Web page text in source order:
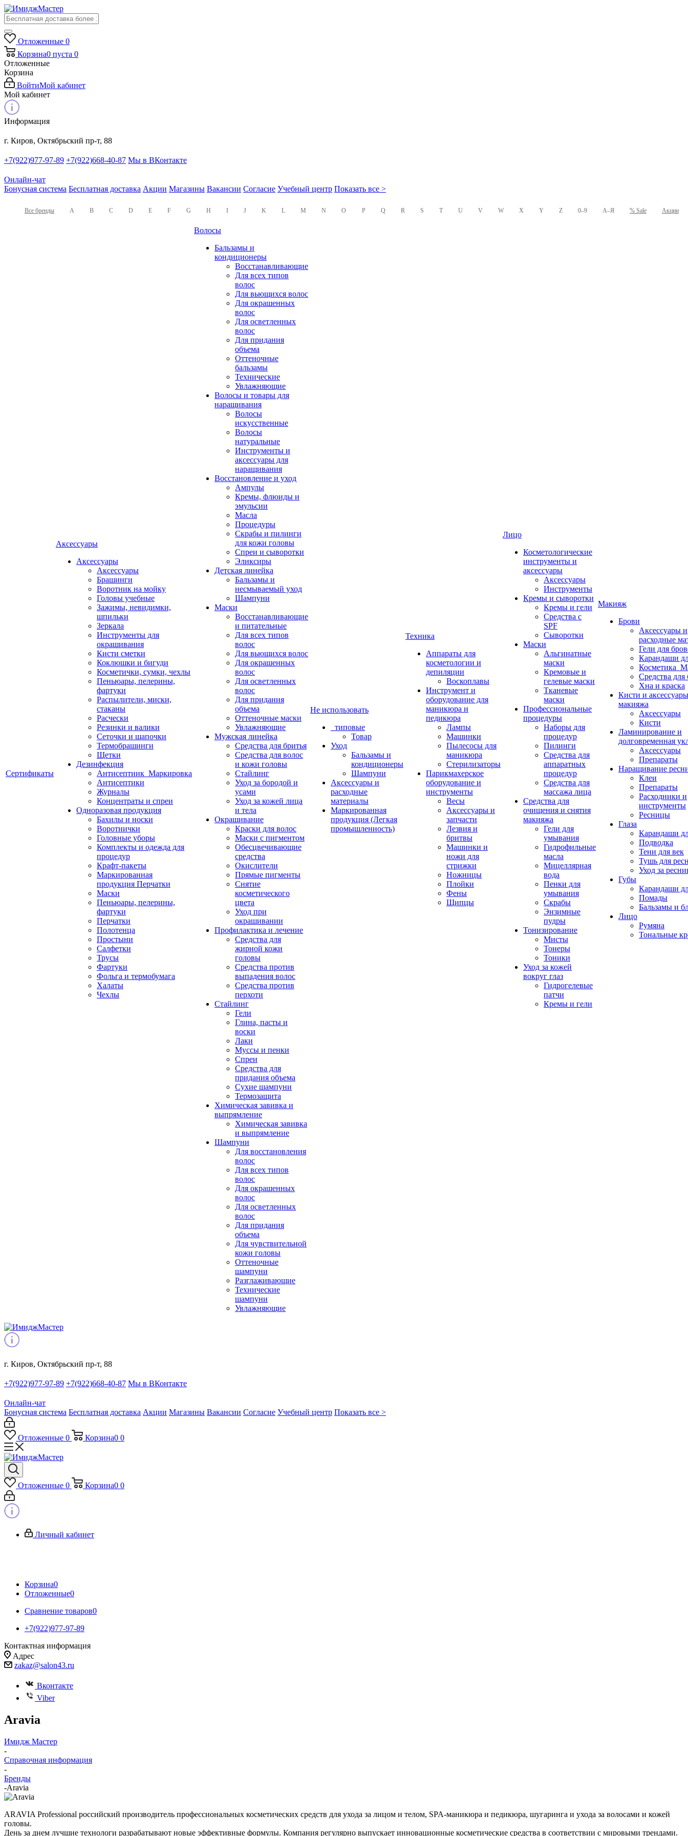
Отложенные 0
Корзина0 пуста 0
Отложенные
Корзина
ВойтиМой кабинет
Мой кабинет
Информация
г. Киров, Октябрьский пр-т, 88
+7(922)977-97-89 +7(922)668-40-87 Мы в ВКонтакте
Онлайн-чат
Бонусная система Бесплатная доставка Акции Магазины Вакансии Согласие Учебный центр Показать все >
Все бренды A B C D E F G H I J K L M N O P Q R S T U V W X Y Z 0–9 А–Я % Sale Акции
Сертификаты
Аксессуары
Аксессуары
Аксессуары
Брашинги
Воротник на мойку
Головы учебные
Зажимы, невидимки,
шпильки
Зеркала
Инструменты для
окрашивания
Кисти сметки
Коклюшки и бигуди
Косметички, сумки, чехлы
Пеньюары, пелерины,
фартуки
Распылители, миски,
стаканы
Расчески
Резинки и валики
Сеточки и шапочки
Термобрашинги
Щетки
Дезинфекция
Антисептиик_Маркировка
Антисептики
Журналы
Концентраты и спреи
Одноразовая продукция
Бахилы и носки
Воротнички
Головные уборы
Комплекты и одежда для
процедур
Крафт-пакеты
Маркированная
продукция Перчатки
Маски
Пеньюары, пелерины,
фартуки
Перчатки
Полотенца
Простыни
Салфетки
Трусы
Фартуки
Фольга и термобумага
Халаты
Чехлы
Волосы
Бальзамы и
кондиционеры
Восстанавливающие
Для всех типов
волос
Для вьющихся волос
Для окрашенных
волос
Для осветленных
волос
Для придания
объема
Оттеночные
бальзамы
Технические
Увлажняющие
Волосы и товары для
наращивания
Волосы
искусственные
Волосы
натуральные
Инструменты и
аксессуары для
наращивания
Восстановление и уход
Ампулы
Кремы, флюиды и
эмульсии
Масла
Процедуры
Скрабы и пилинги
для кожи головы
Спреи и сыворотки
Эликсиры
Детская линейка
Бальзамы и
несмываемый уход
Шампуни
Маски
Восстанавливающие
и питательные
Для всех типов
волос
Для вьющихся волос
Для окрашенных
волос
Для осветленных
волос
Для придания
объема
Оттеночные маски
Увлажняющие
Мужская линейка
Средства для бритья
Средства для волос
и кожи головы
Стайлинг
Уход за бородой и
усами
Уход за кожей лица
и тела
Окрашивание
Краски для волос
Маски с пигментом
Обесцвечивающие
средства
Окислители
Прямые пигменты
Снятие
косметического
цвета
Уход при
окрашивании
Профилактика и лечение
Средства для
жирной кожи
головы
Средства против
выпадения волос
Средства против
перхоти
Стайлинг
Гели
Глина, пасты и
воски
Лаки
Муссы и пенки
Спреи
Средства для
придания объема
Сухие шампуни
Термозащита
Химическая завивка и
выпрямление
Химическая завивка
и выпрямление
Шампуни
Для восстановления
волос
Для всех типов
волос
Для окрашенных
волос
Для осветленных
волос
Для придания
объема
Для чувствительной
кожи головы
Оттеночные
шампуни
Разглаживающие
Технические
шампуни
Увлажняющие
Не использовать
_типовые
Товар
Уход
Бальзамы и
кондиционеры
Шампуни
Аксессуары и
расходные
материалы
Маркированная
продукция (Легкая
промышленность)
Техника
Аппараты для
косметологии и
депиляции
Воскоплавы
Инструмент и
оборудование для
маникюра и
педикюра
Лампы
Машинки
Пылесосы для
маникюра
Стерилизаторы
Парикмахерское
оборудование и
инструменты
Весы
Аксессуары и
запчасти
Лезвия и
бритвы
Машинки и
ножи для
стрижки
Ножницы
Плойки
Фены
Щипцы
Лицо
Косметологические
инструменты и
аксессуары
Аксессуары
Инструменты
Кремы и сыворотки
Кремы и гели
Средства с
SPF
Сыворотки
Маски
Альгинатные
маски
Кремовые и
гелевые маски
Тканевые
маски
Профессиональные
процедуры
Наборы для
процедур
Пилинги
Средства для
аппаратных
процедур
Средства для
массажа лица
Средства для
очищения и снятия
макияжа
Гели для
умывания
Гидрофильные
масла
Мицеллярная
вода
Пенки для
умывания
Скрабы
Энзимные
пудры
Тонизирование
Мисты
Тонеры
Тоники
Уход за кожей
вокруг глаз
Гидрогелевые
патчи
Кремы и гели
Макияж
Брови
Аксессуары и
расходные
Гели для
Карандаши
Средства для
Хна и краска
Кисти и
макияжа
Аксессуары
Кисти
Ламинирование и
долговременная
Аксессуары
Препараты
Наращивание
Клеи
Препараты
Расходники и
инструменты
Ресницы
Глаза
Карандаши
Подводка
Тени для век
Тушь для
Уход за
Губы
Карандаши
Помады
Бальзамы и
Лицо
Румяна
Тональные
г. Киров, Октябрьский пр-т, 88
+7(922)977-97-89 +7(922)668-40-87 Мы в ВКонтакте
Онлайн-чат
Бонусная система Бесплатная доставка Акции Магазины Вакансии Согласие Учебный центр Показать все >
Отложенные 0 Корзина0 0
Отложенные 0 Корзина0 0
Личный кабинет
Корзина0
Отложенные0
Сравнение товаров0
+7(922)977-97-89
Контактная информация
Адрес
zakaz@salon43.ru
Вконтакте
Viber
Aravia
Имидж Мастер
-
Справочная информация
-
Бренды
-Aravia
ARAVIA Professional российский производитель профессиональных косметических средств для ухода за лицом и телом, SPA-маникюра и педикюра, шугаринга и ухода за волосами и кожей
головы.
День за днем лучшие технологи разрабатывают новые эффективные формулы. Компания регулярно выпускает инновационные косметические средства в соответствии с мировыми трендами.